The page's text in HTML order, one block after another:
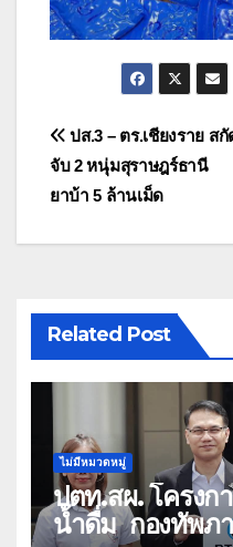
แนะแนว
เรื่อง
ปส.3 – ตร.เชียงราย สกั
จับ 2 หนุ่มสุราษฎร์ธานี
ยาบ้า 5 ล้านเม็ด
Related Post
ไม่มีหมวดหมู่
ปตท.สผ. โครงก
น้ำดื่ม กองทัพภ